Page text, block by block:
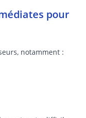
pour
notamment :